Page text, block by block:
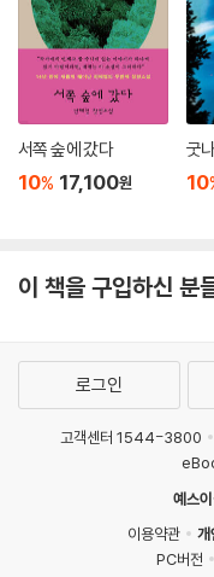
서쪽 숲에 갔다
10% 17,100원
굿
10
이 책을 구입하신 분
로그인
고객센터 1544-3800
예스
이용약관
개
PC버전